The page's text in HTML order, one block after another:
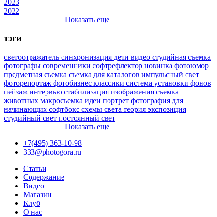
2023
2022
Показать еще
тэги
светоотражатель синхронизация дети видео студийная съемка
фотографы современники софтрефлектор новинка фотоюмор
предметная съемка съемка для каталогов импульсный свет
фоторепортаж фотобизнес классики система установки фонов
пейзаж интервью стабилизация изображения съемка
животных макросъемка идеи портрет фотография для
начинающих софтбокс схемы света теория экспозиция
студийный свет постоянный свет
Показать еще
+7(495) 363-10-98
333@photogora.ru
Статьи
Содержание
Видео
Магазин
Клуб
О нас